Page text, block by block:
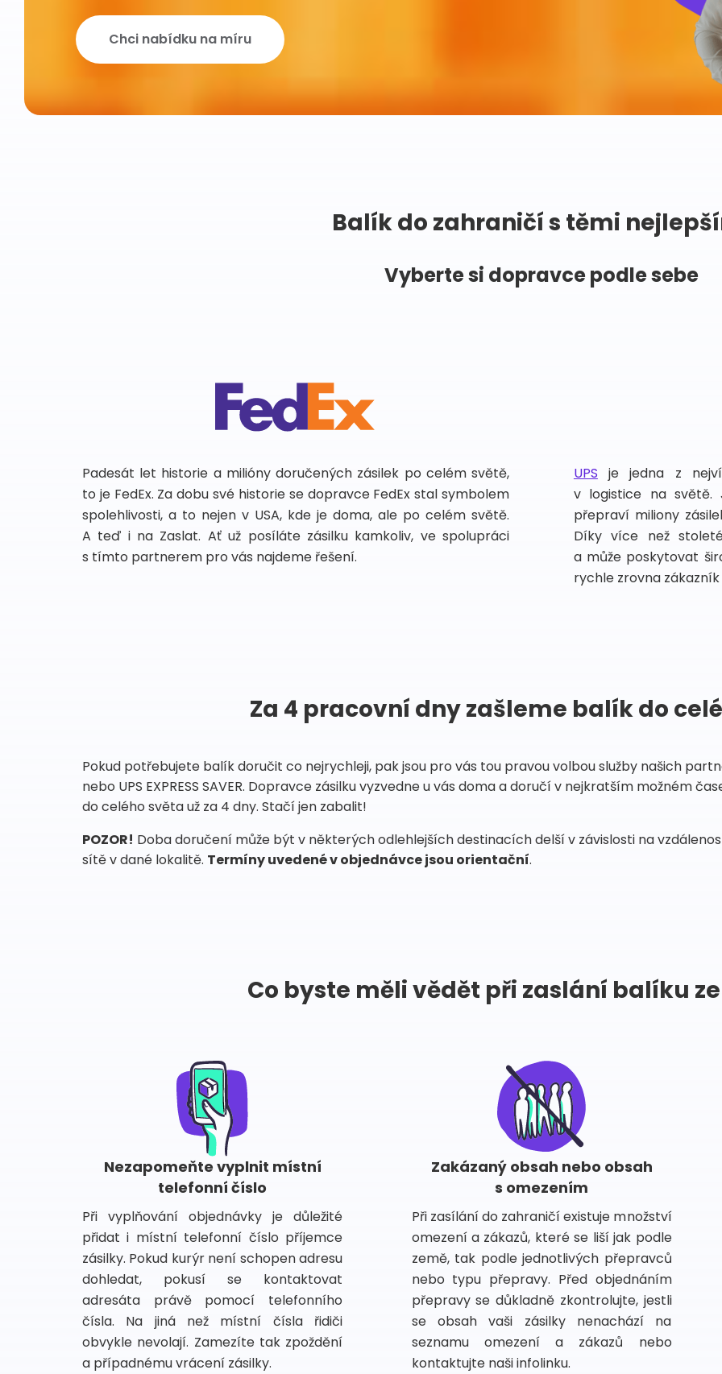
Chci nabídku na míru
Balík do zahraničí s těmi
Vyberte si dopravce podle sebe
Padesát let historie a milióny doručených zásilek po celém světě,
to je FedEx. Za dobu své historie se dopravce FedEx stal symbolem
spolehlivosti, a to nejen v USA, kde je doma, ale po celém světě.
A teď i na Zaslat. Ať už posíláte zásilku kamkoliv, ve spolupráci
s tímto partnerem pro vás najdeme řešení.
UPS je jedna z
v logistice na světě.
přepraví miliony
Díky více než
a může poskytovat
rychle zrovna
Za 4 pracovní dny zašleme balík do
Pokud potřebujete balík doručit co nejrychleji, pak jsou pro vás tou pravou volbou služby našich
nebo UPS EXPRESS SAVER. Dopravce zásilku vyzvedne u vás doma a doručí v nejkratším možném
do celého světa už za 4 dny. Stačí jen zabalit!
POZOR! Doba doručení může být v některých odlehlejších destinacích delší v závislosti na
sítě v dané lokalitě. Termíny uvedené v objednávce jsou orientační.
Co byste měli vědět při zaslání balíku
Nezapomeňte vyplnit místní
telefonní číslo
Při vyplňování objednávky je důležité
přidat i místní telefonní číslo příjemce
zásilky. Pokud kurýr není schopen adresu
dohledat, pokusí se kontaktovat
adresáta právě pomocí telefonního
čísla. Na jiná než místní čísla řidiči
obvykle nevolají. Zamezíte tak zpoždění
a případnému vrácení zásilky.
Zakázaný obsah nebo obsah
s omezením
Při zasílání do zahraničí existuje množství
omezení a zákazů, které se liší jak podle
země, tak podle jednotlivých přepravců
nebo typu přepravy. Před objednáním
přepravy se důkladně zkontrolujte, jestli
se obsah vaši zásilky nenachází na
seznamu omezení a zákazů nebo
kontaktujte naši infolinku.